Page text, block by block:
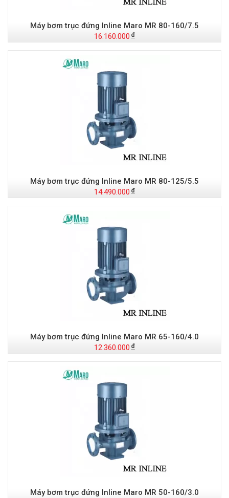
Máy bơm trục đứng Inline Maro MR 80-160/7.5
16.160.000
Máy bơm trục đứng Inline Maro MR 80-125/5.5
14.490.000
Máy bơm trục đứng Inline Maro MR 65-160/4.0
12.360.000
Máy bơm trục đứng Inline Maro MR 50-160/3.0